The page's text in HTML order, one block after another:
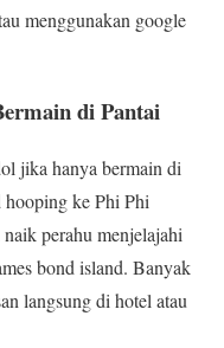
menggunakan google
di Pantai
jika hanya bermain di
hooping ke Phi Phi
perahu menjelajahi
bond island. Banyak
langsung di hotel atau